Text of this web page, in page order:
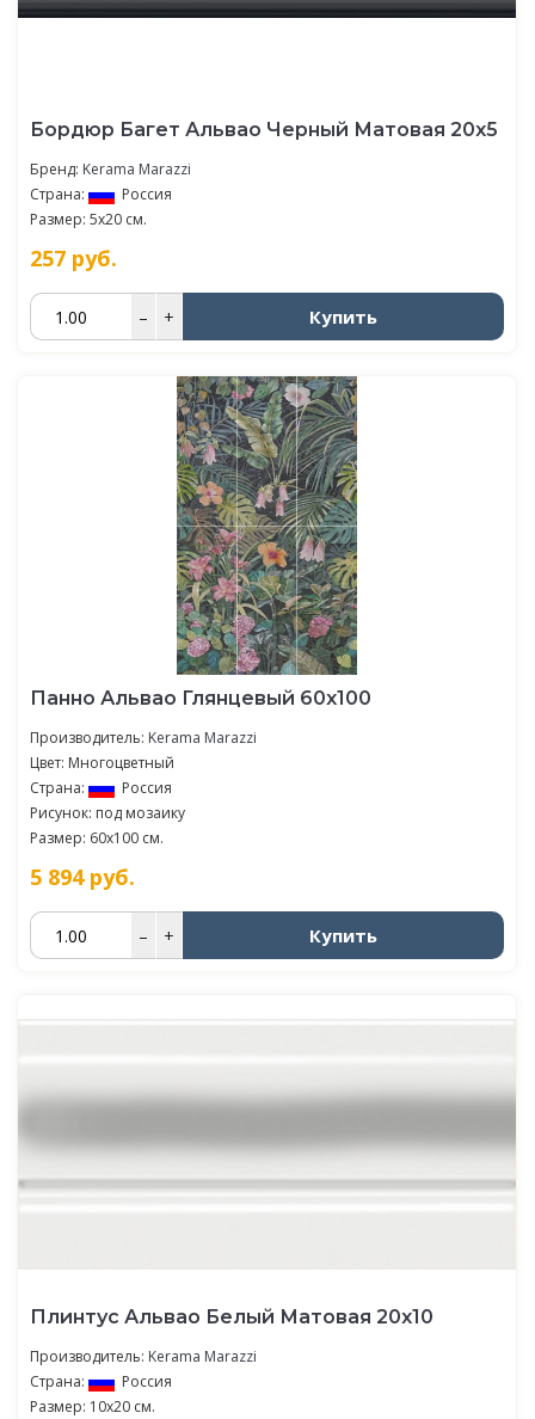
Бордюр Багет Альвао Черный Матовая 20х5
Бренд: Kerama Marazzi
Страна:
Россия
Размер: 5x20 см.
257 руб.
– + Купить
Панно Альвао Глянцевый 60х100
Производитель: Kerama Marazzi
Цвет: Многоцветный
Страна:
Россия
Рисунок: под мозаику
Размер: 60x100 см.
5 894руб.
– + Купить
Плинтус Альвао Белый Матовая 20x10
Производитель: Kerama Marazzi
Страна:
Россия
Размер: 10x20 см.